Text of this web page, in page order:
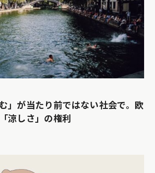
」が当たり前ではない社会で。欧
涼しさ」の権利